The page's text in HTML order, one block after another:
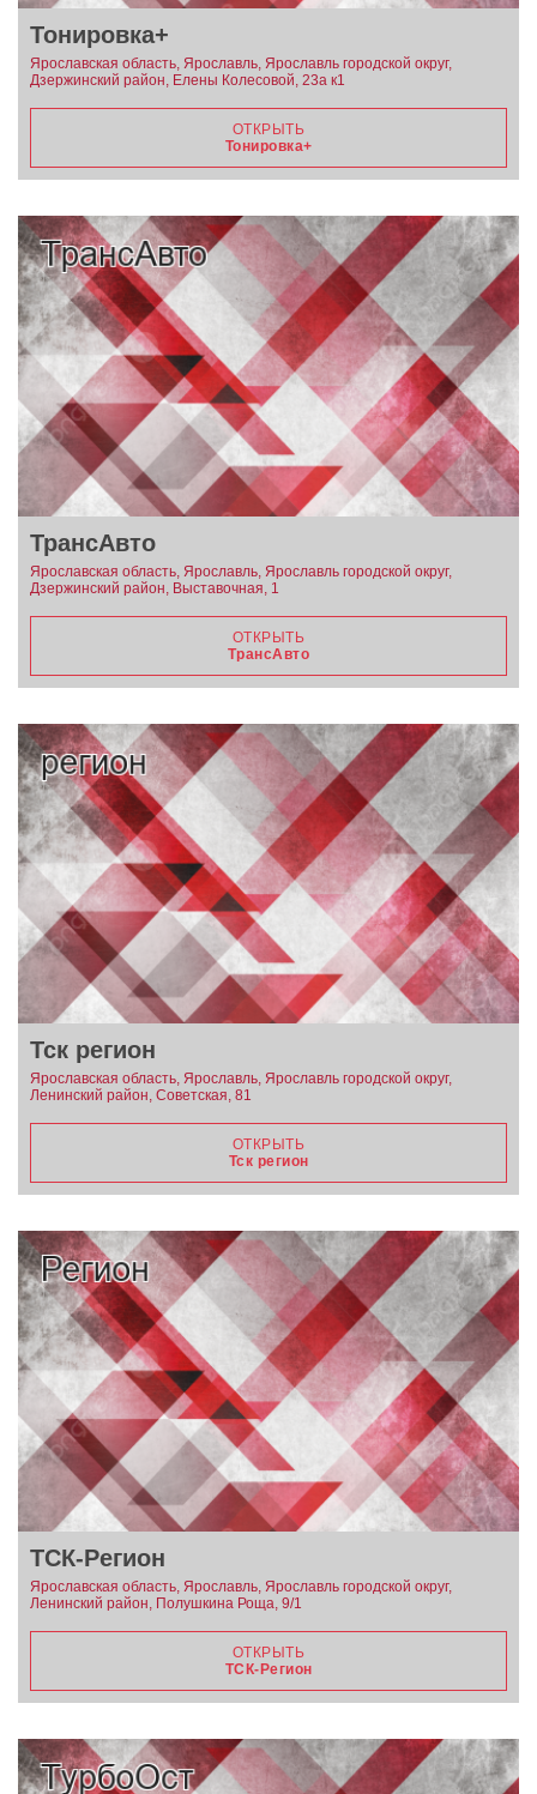
Тонировка+
Ярославская область, Ярославль, Ярославль городской округ,
Дзержинский район, Елены Колесовой, 23а к1
ОТКРЫТЬ
Тонировка+
ТрансАвто
Ярославская область, Ярославль, Ярославль городской округ,
Дзержинский район, Выставочная, 1
ОТКРЫТЬ
ТрансАвто
Тск регион
Ярославская область, Ярославль, Ярославль городской округ,
Ленинский район, Советская, 81
ОТКРЫТЬ
Тск регион
ТСК-Регион
Ярославская область, Ярославль, Ярославль городской округ,
Ленинский район, Полушкина Роща, 9/1
ОТКРЫТЬ
ТСК-Регион